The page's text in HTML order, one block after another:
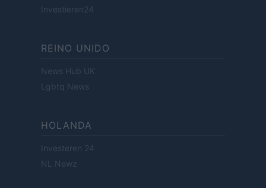
Investieren24
REINO UNIDO
News Hub UK
Lgbtq News
HOLANDA
Investeren 24
NL Newz